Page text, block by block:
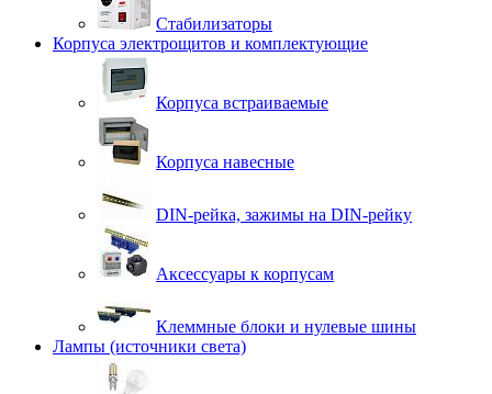
Стабилизаторы
Корпуса электрощитов и комплектующие
Корпуса встраиваемые
Корпуса навесные
DIN-рейка, зажимы на DIN-рейку
Аксессуары к корпусам
Клеммные блоки и нулевые шины
Лампы (источники света)